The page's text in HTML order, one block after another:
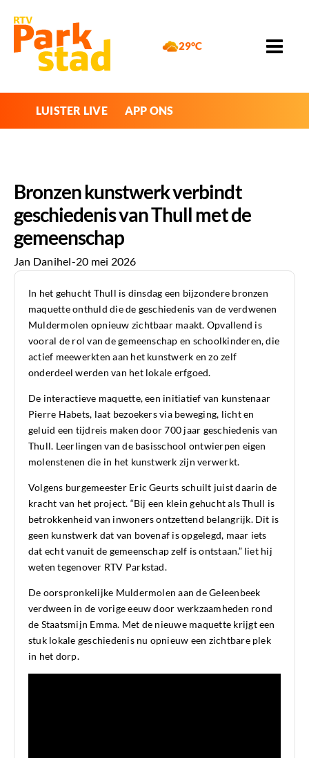
29°C
LUISTER LIVE APP ONS
Bronzen kunstwerk verbindt
geschiedenis van Thull met de
gemeenschap
Jan Danihel-20 mei 2026
In het gehucht Thull is dinsdag een bijzondere bronzen
maquette onthuld die de geschiedenis van de verdwenen
Muldermolen opnieuw zichtbaar maakt. Opvallend is
vooral de rol van de gemeenschap en schoolkinderen, die
actief meewerkten aan het kunstwerk en zo zelf
onderdeel werden van het lokale erfgoed.
De interactieve maquette, een initiatief van kunstenaar
Pierre Habets, laat bezoekers via beweging, licht en
geluid een tijdreis maken door 700 jaar geschiedenis van
Thull. Leerlingen van de basisschool ontwierpen eigen
molenstenen die in het kunstwerk zijn verwerkt.
Volgens burgemeester Eric Geurts schuilt juist daarin de
kracht van het project. “Bij een klein gehucht als Thull is
betrokkenheid van inwoners ontzettend belangrijk. Dit is
geen kunstwerk dat van bovenaf is opgelegd, maar iets
dat echt vanuit de gemeenschap zelf is ontstaan.” liet hij
weten tegenover RTV Parkstad.
De oorspronkelijke Muldermolen aan de Geleenbeek
verdween in de vorige eeuw door werkzaamheden rond
de Staatsmijn Emma. Met de nieuwe maquette krijgt een
stuk lokale geschiedenis nu opnieuw een zichtbare plek
in het dorp.